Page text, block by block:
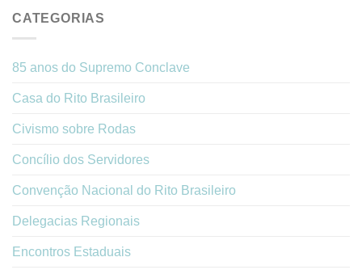
CATEGORIAS
85 anos do Supremo Conclave
Casa do Rito Brasileiro
Civismo sobre Rodas
Concílio dos Servidores
Convenção Nacional do Rito Brasileiro
Delegacias Regionais
Encontros Estaduais